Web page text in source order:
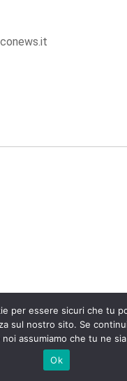
Prodotti per la tua
per essere sicuri che tu
sul nostro sito. Se
assumiamo che tu ne
Ok